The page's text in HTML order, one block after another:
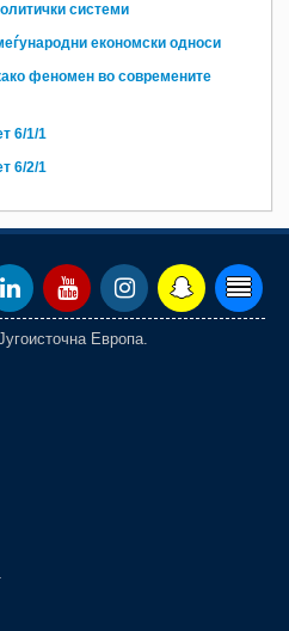
системи
економски односи
феномен во современите
6/1/1
6/2/1
Европа.